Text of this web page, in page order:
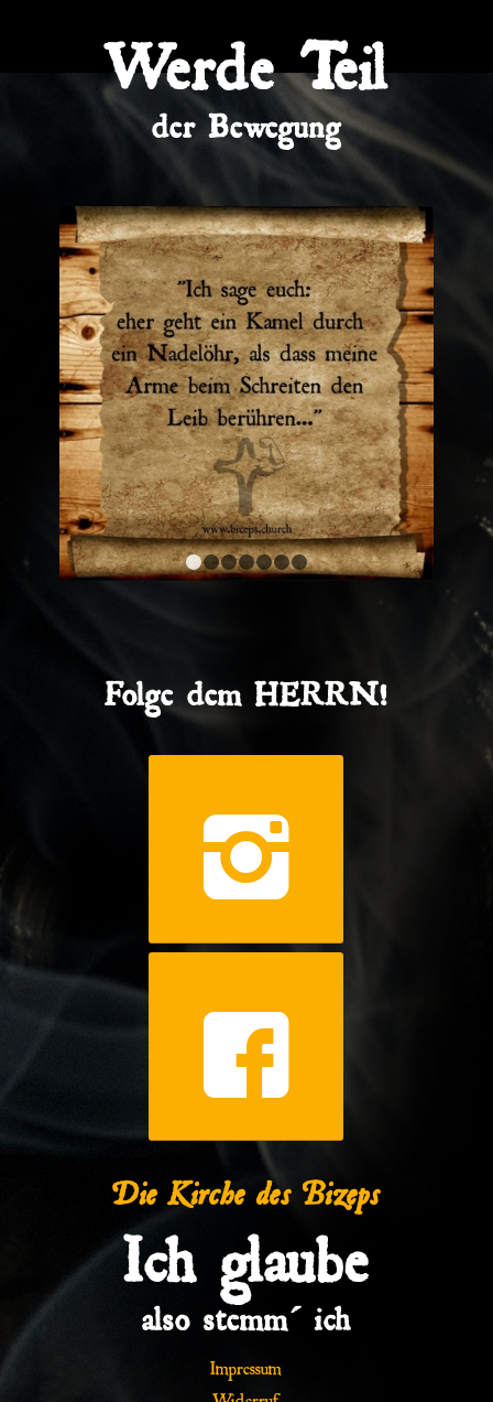
Werde Teil
der Bewegung
2 3 4 5 6 7
Folge dem HERRN!
Die Kirche des Bizeps
Ich glaube
also stemm´ ich
Impressum
Widerruf